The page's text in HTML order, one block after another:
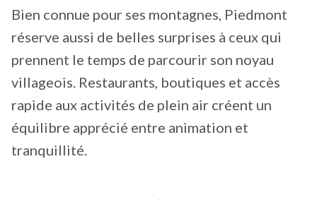
Bien connue pour ses montagnes, Piedmont
réserve aussi de belles surprises à ceux qui
prennent le temps de parcourir son noyau
villageois. Restaurants, boutiques et accès
rapide aux activités de plein air créent un
équilibre apprécié entre animation et
tranquillité.